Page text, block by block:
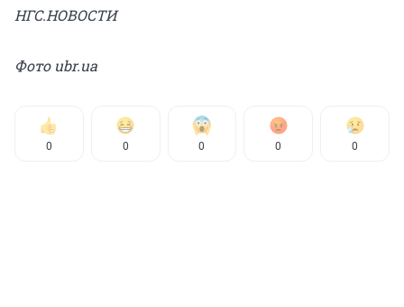
НГС.НОВОСТИ
Фото ubr.ua
0 0 0 0 0